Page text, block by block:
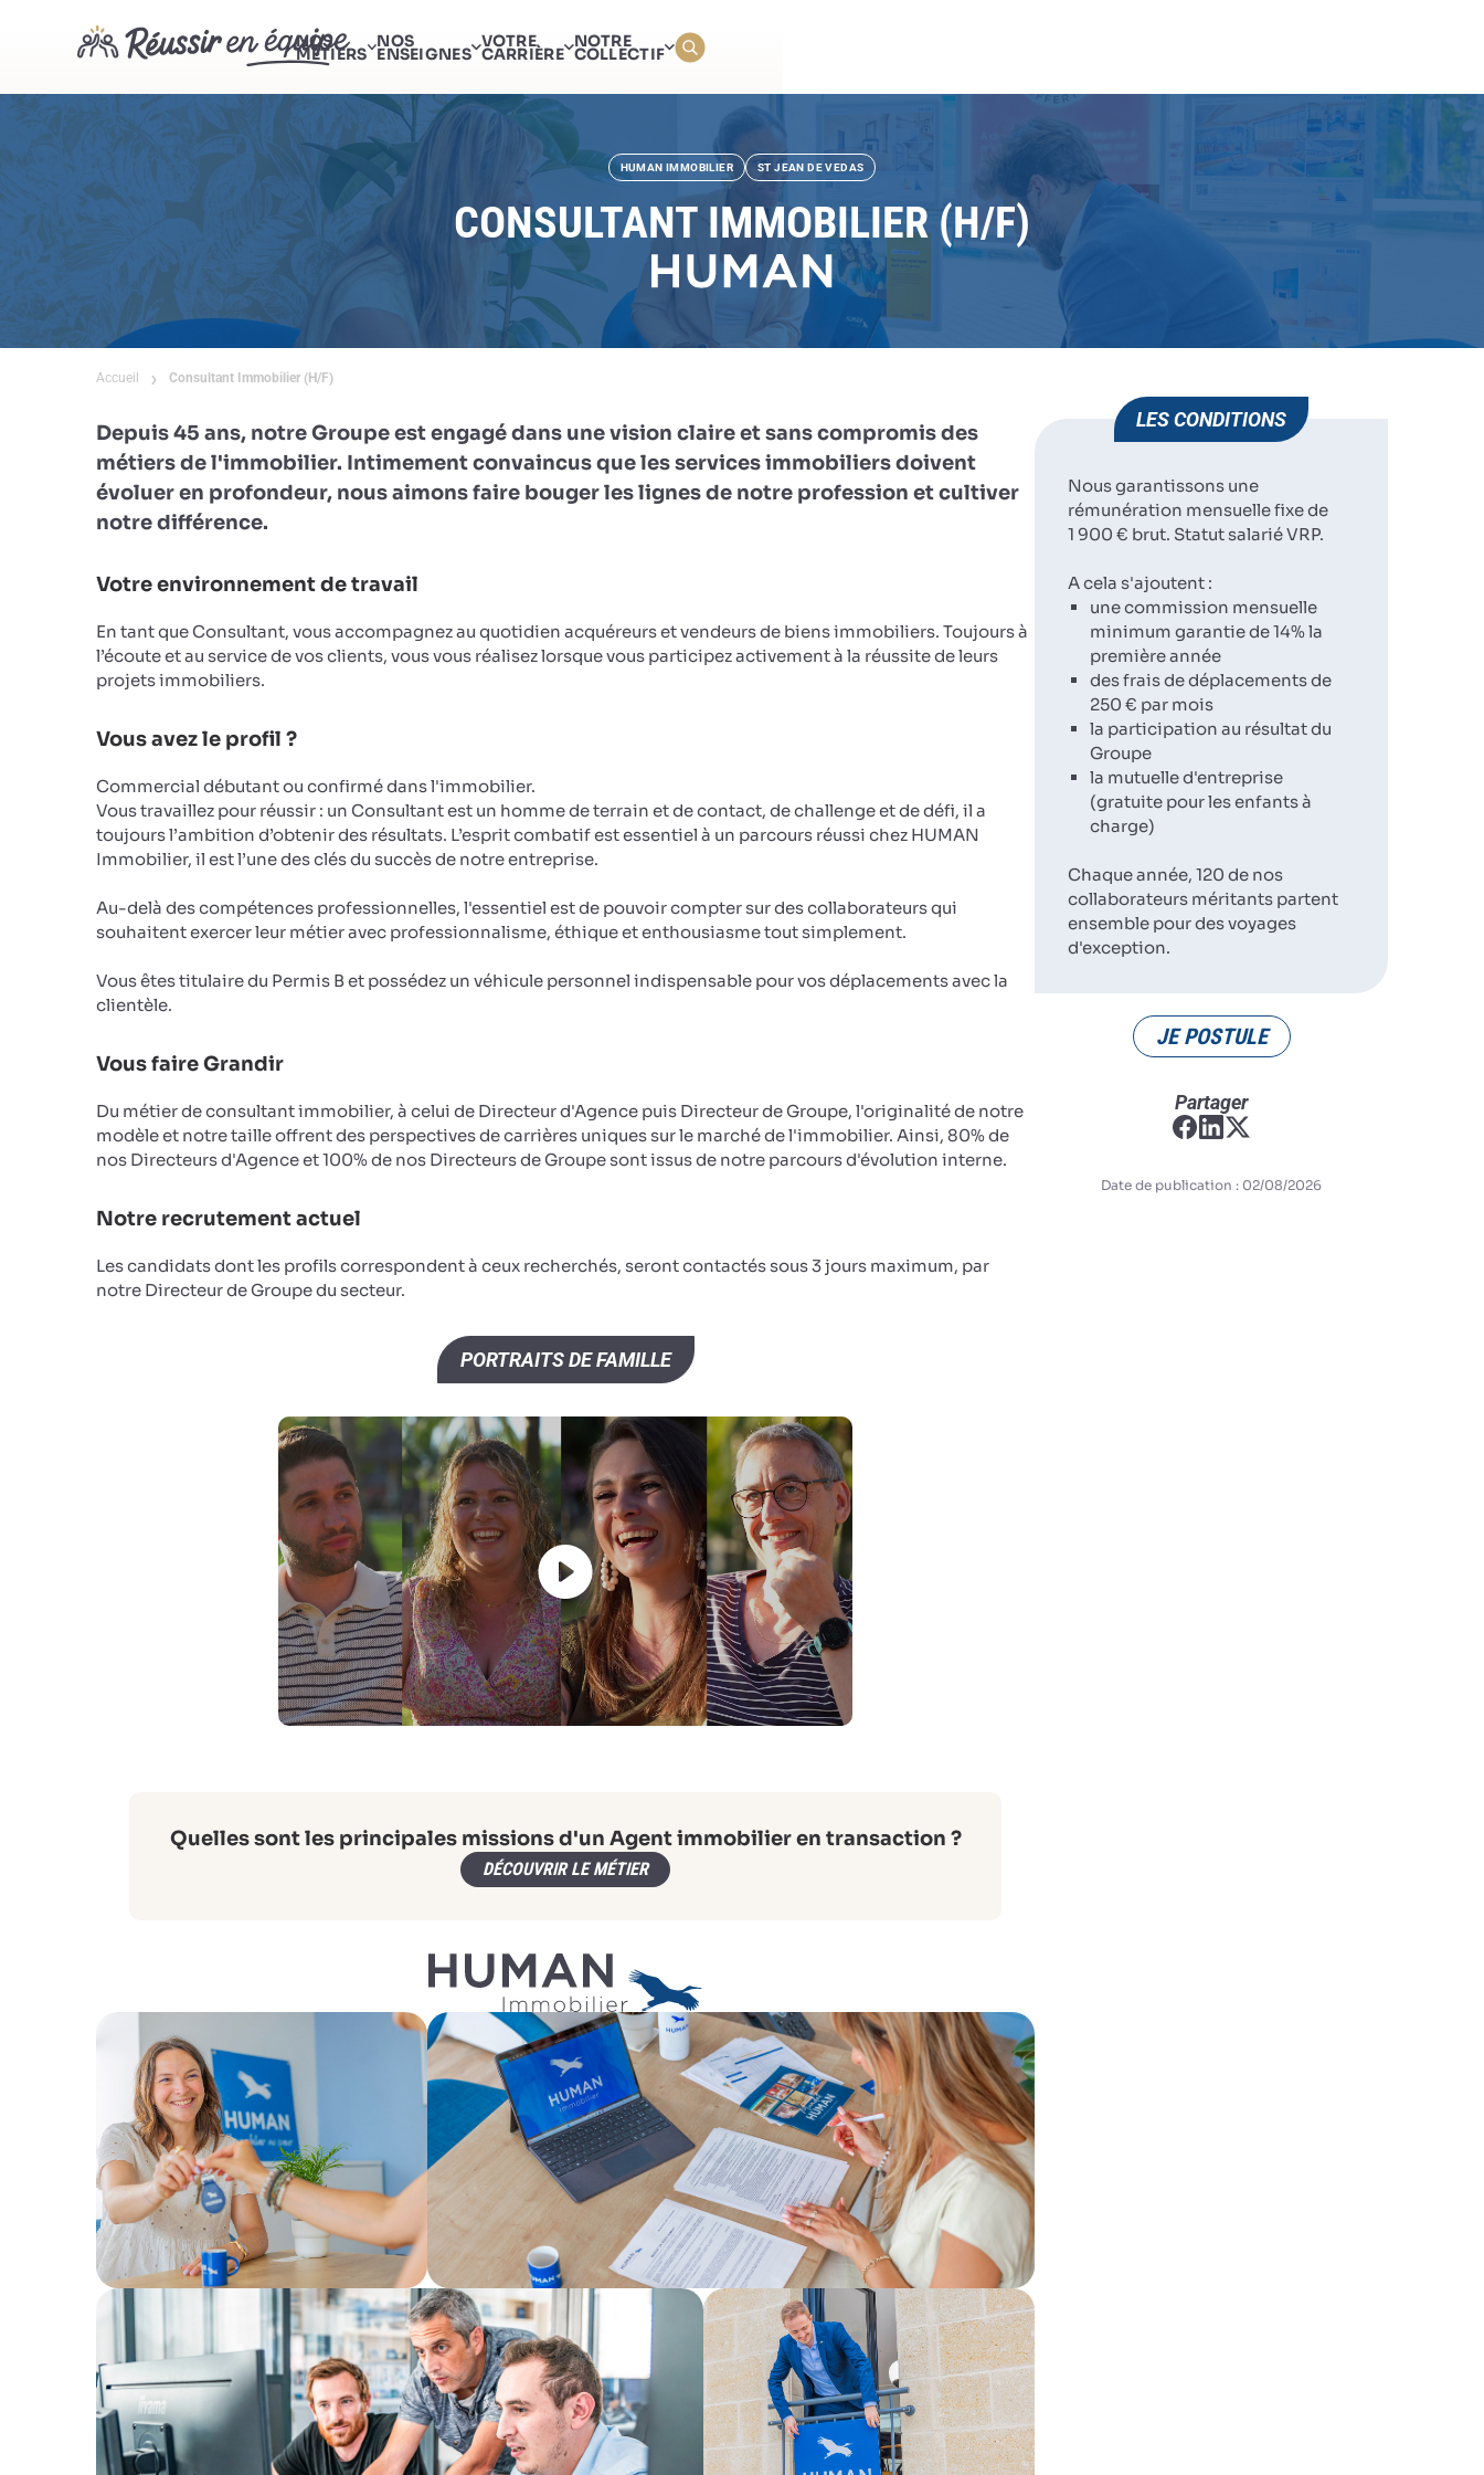
NOS
MÉTIERS
NOS
ENSEIGNES
VOTRE
CARRIÈRE
NOTRE
COLLECTIF
HUMAN IMMOBILIER ST JEAN DE VEDAS
CONSULTANT IMMOBILIER (H/F)
Accueil Consultant Immobilier (H/F)
Depuis 45 ans, notre Groupe est engagé dans une vision claire et sans compromis des
métiers de l'immobilier. Intimement convaincus que les services immobiliers doivent
évoluer en profondeur, nous aimons faire bouger les lignes de notre profession et cultiver
notre différence.
Votre environnement de travail
En tant que Consultant, vous accompagnez au quotidien acquéreurs et vendeurs de biens immobiliers. Toujours à
l’écoute et au service de vos clients, vous vous réalisez lorsque vous participez activement à la réussite de leurs
projets immobiliers.
Vous avez le profil ?
Commercial débutant ou confirmé dans l'immobilier.
Vous travaillez pour réussir : un Consultant est un homme de terrain et de contact, de challenge et de défi, il a
toujours l’ambition d’obtenir des résultats. L’esprit combatif est essentiel à un parcours réussi chez HUMAN
Immobilier, il est l’une des clés du succès de notre entreprise.
Au-delà des compétences professionnelles, l'essentiel est de pouvoir compter sur des collaborateurs qui
souhaitent exercer leur métier avec professionnalisme, éthique et enthousiasme tout simplement.
Vous êtes titulaire du Permis B et possédez un véhicule personnel indispensable pour vos déplacements avec la
clientèle.
Vous faire Grandir
Du métier de consultant immobilier, à celui de Directeur d'Agence puis Directeur de Groupe, l'originalité de notre
modèle et notre taille offrent des perspectives de carrières uniques sur le marché de l'immobilier. Ainsi, 80% de
nos Directeurs d'Agence et 100% de nos Directeurs de Groupe sont issus de notre parcours d'évolution interne.
Notre recrutement actuel
Les candidats dont les profils correspondent à ceux recherchés, seront contactés sous 3 jours maximum, par
notre Directeur de Groupe du secteur.
PORTRAITS DE FAMILLE
Quelles sont les principales missions d'un Agent immobilier en transaction ?
DÉCOUVRIR LE MÉTIER
LES CONDITIONS
Nous garantissons une
rémunération mensuelle fixe de
1 900 € brut. Statut salarié VRP.
A cela s'ajoutent :
une commission mensuelle
minimum garantie de 14% la
première année
des frais de déplacements de
250 € par mois
la participation au résultat du
Groupe
la mutuelle d'entreprise
(gratuite pour les enfants à
charge)
Chaque année, 120 de nos
collaborateurs méritants partent
ensemble pour des voyages
d'exception.
JE POSTULE
Partager
Date de publication : 02/08/2026